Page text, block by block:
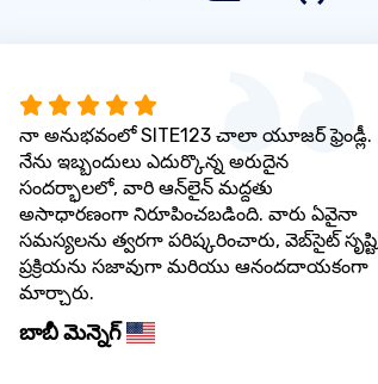
నా అనుభవంలో SITE123 చాలా యూజర్ ఫ్రెండ్లీ.
నేను ఇబ్బందులు ఎదుర్కొన్న అరుదైన
సందర్భాలలో, వారి ఆన్‌లైన్ మద్దతు
అసాధారణంగా నిరూపించబడింది. వారు ఏవైనా
సమస్యలను త్వరగా పరిష్కరించారు, వెబ్‌సైట్ సృష్టి
ప్రక్రియను సజావుగా మరియు ఆనందదాయకంగా
మార్చారు.
బాబీ మెన్నెగ్